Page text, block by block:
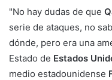
"No hay dudas de que
serie de ataques, no
dónde, pero era una
Estado de Estados
medio estadounidense